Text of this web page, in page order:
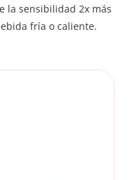
la sensibilidad 2x más
fría o caliente.